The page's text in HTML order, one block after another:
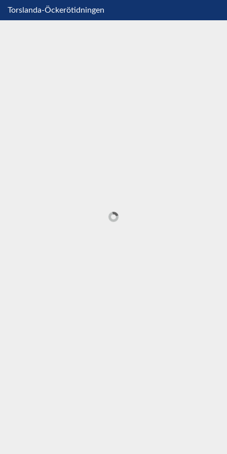
Torslanda-Öckerötidningen